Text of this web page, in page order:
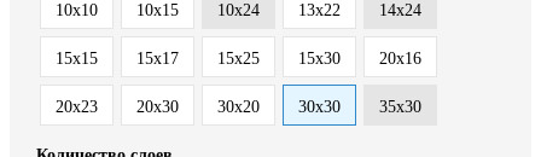
10x10 10x15 10x24 13x22 14x24
15x15 15x17 15x25 15x30 20x16
20x23 20x30 30x20 30x30 35x30